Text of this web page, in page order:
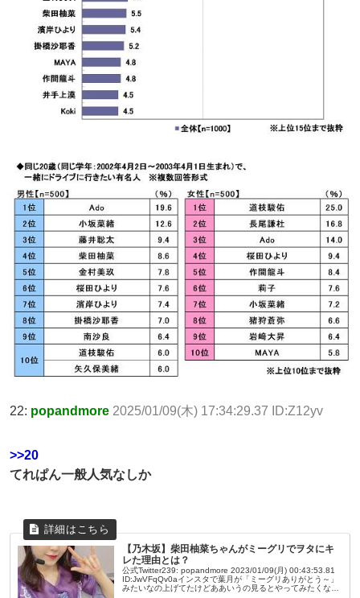
22: popandmore 2025/01/09(木) 17:34:29.37 ID:Z12yv
>>20
てれぱん一般人気なしか
【乃木坂】柴田柚菜ちゃんがミーグリでヲタにキ
レた理由とは？
公式Twitter239: popandmore 2023/01/09(月) 00:43:53.81
ID:JwVFqQv0aインスタで葉月が「ミーグリありがとう～」
みたいなの上げてたけどああいうの見るとやってみたくなる